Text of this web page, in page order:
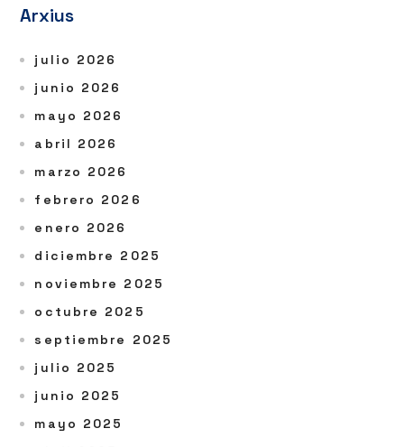
Arxius
julio 2026
junio 2026
mayo 2026
abril 2026
marzo 2026
febrero 2026
enero 2026
diciembre 2025
noviembre 2025
octubre 2025
septiembre 2025
julio 2025
junio 2025
mayo 2025